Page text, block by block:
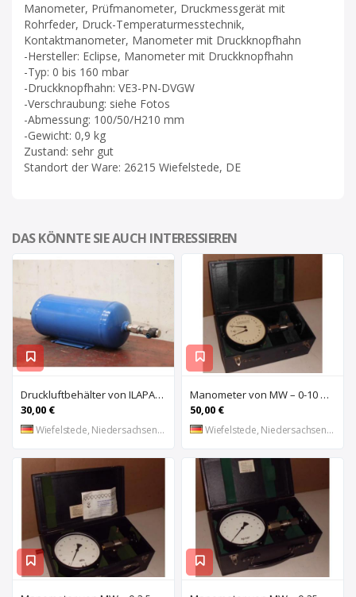
Manometer, Prüfmanometer, Druckmessgerät mit
Rohrfeder, Druck-Temperaturmesstechnik,
Kontaktmanometer, Manometer mit Druckknopfhahn
-Hersteller: Eclipse, Manometer mit Druckknopfhahn
-Typ: 0 bis 160 mbar
-Druckknopfhahn: VE3-PN-DVGW
-Verschraubung: siehe Fotos
-Abmessung: 100/50/H210 mm
-Gewicht: 0,9 kg
Zustand: sehr gut
Standort der Ware: 26215 Wiefelstede, DE
DAS KÖNNTE SIE AUCH INTERESSIEREN
Druckluftbehälter von ILAPAK – 2,5 Liter
30,00 €
Wiefelstede, Niedersachsen, DE
Manometer von MW – 0-10 bar
50,00 €
Wiefelstede, Niedersachsen, DE